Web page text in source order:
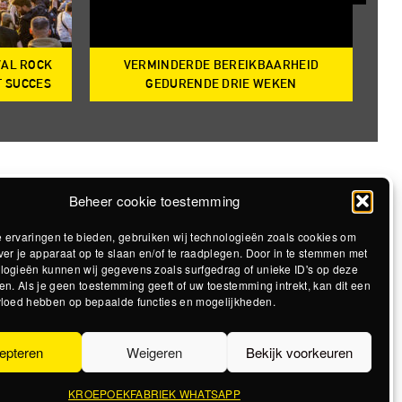
Beheer cookie toestemming
ervaringen te bieden, gebruiken wij technologieën zoals cookies om
je apparaat op te slaan en/of te raadplegen. Door in te stemmen met
kunnen wij gegevens zoals surfgedrag of unieke ID's op deze
Als je geen toestemming geeft of uw toestemming intrekt, kan dit een
hebben op bepaalde functies en mogelijkheden.
Weigeren Bekijk voorkeuren
KROEPOEKFABRIEK WHATSAPP
ROCK
SUCCES
VERMINDERDE BEREIKBAARHEID
GEDURENDE DRIE WEKEN